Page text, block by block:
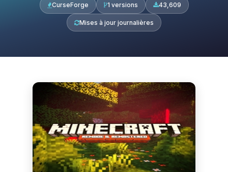
CurseForge 1 versions 43,609
Mises à jour journalières